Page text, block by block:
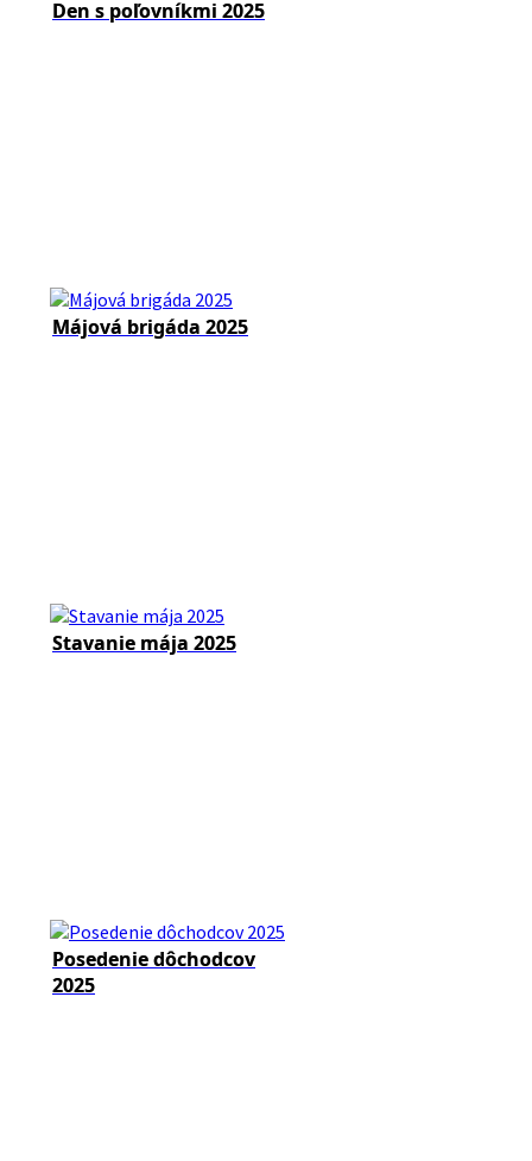
Den s poľovníkmi 2025
Májová brigáda 2025
Stavanie mája 2025
Posedenie dôchodcov
2025